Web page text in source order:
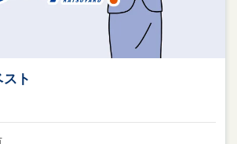
ト